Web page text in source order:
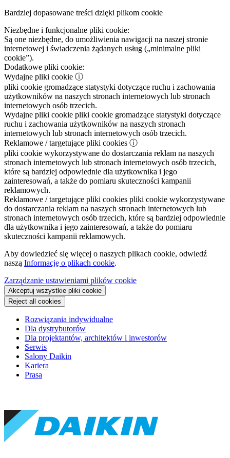
Bardziej dopasowane treści dzięki plikom cookie
Niezbędne i funkcjonalne pliki cookie:
Są one niezbędne, do umożliwienia nawigacji na naszej stronie
internetowej i świadczenia żądanych usług („minimalne pliki
cookie”).
Dodatkowe pliki cookie:
Wydajne pliki cookie ⓘ
pliki cookie gromadzące statystyki dotyczące ruchu i zachowania
użytkowników na naszych stronach internetowych lub stronach
internetowych osób trzecich.
Wydajne pliki cookie pliki cookie gromadzące statystyki dotyczące
ruchu i zachowania użytkowników na naszych stronach
internetowych lub stronach internetowych osób trzecich.
Reklamowe / targetujące pliki cookies ⓘ
pliki cookie wykorzystywane do dostarczania reklam na naszych
stronach internetowych lub stronach internetowych osób trzecich,
które są bardziej odpowiednie dla użytkownika i jego
zainteresowań, a także do pomiaru skuteczności kampanii
reklamowych.
Reklamowe / targetujące pliki cookies pliki cookie wykorzystywane
do dostarczania reklam na naszych stronach internetowych lub
stronach internetowych osób trzecich, które są bardziej odpowiednie
dla użytkownika i jego zainteresowań, a także do pomiaru
skuteczności kampanii reklamowych.
Aby dowiedzieć się więcej o naszych plikach cookie, odwiedź
naszą Informację o plikach cookie.
Zarządzanie ustawieniami plików cookie
Akceptuj wszystkie pliki cookie
Reject all cookies
Rozwiązania indywidualne
Dla dystrybutorów
Dla projektantów, architektów i inwestorów
Serwis
Salony Daikin
Kariera
Prasa